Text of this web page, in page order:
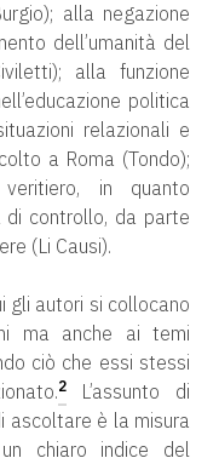
alla negazione
dell’umanità del
alla funzione
politica
relazionali e
a Roma (Tondo);
in quanto
di controllo, da parte
(Li Causi).
gli autori si collocano
ma anche ai temi
ciò che essi stessi
2L’assunto di
ascoltare è la misura
chiaro indice del